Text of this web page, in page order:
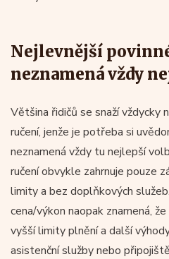
Nejlevnější
neznamená vždy
Většina řidičů se snaží vždycky
ručení, jenže je potřeba si
neznamená vždy tu nejlepší
ručení obvykle zahrnuje pouze
limity a bez doplňkových
cena/výkon naopak znamená,
vyšší limity plnění a další
asistenční služby nebo